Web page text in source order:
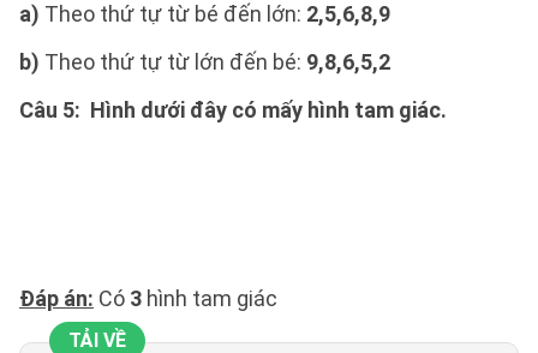
a) Theo thứ tự từ bé đến lớn: 2,5,6,8,9
b) Theo thứ tự từ lớn đến bé: 9,8,6,5,2
Câu 5: Hình dưới đây có mấy hình tam giác.
Đáp án: Có 3 hình tam giác
TẢI VỀ